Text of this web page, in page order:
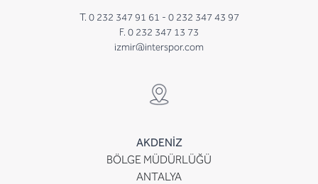
T. 0 232 347 91 61 - 0 232 347 43 97
F. 0 232 347 13 73
izmir@interspor.com
AKDENİZ
BÖLGE MÜDÜRLÜĞÜ
ANTALYA